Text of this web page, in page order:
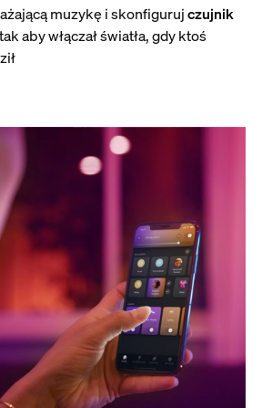
muzykę i skonfigurujczujnik
aby włączał światła, gdy ktoś